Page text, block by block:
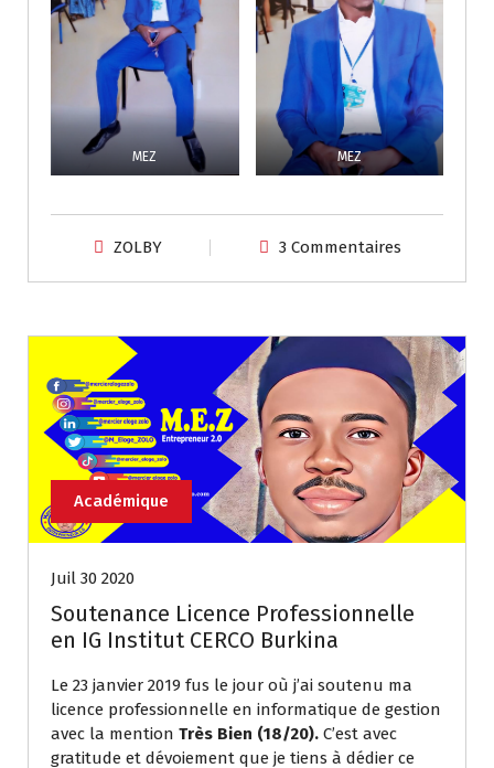
MEZ MEZ
ZOLBY 3 Commentaires
Académique
Juil 30 2020
Soutenance Licence Professionnelle
en IG Institut CERCO Burkina
Le 23 janvier 2019 fus le jour où j’ai soutenu ma
licence professionnelle en informatique de gestion
avec la mention Très Bien (18/20). C’est avec
gratitude et dévoiement que je tiens à dédier ce